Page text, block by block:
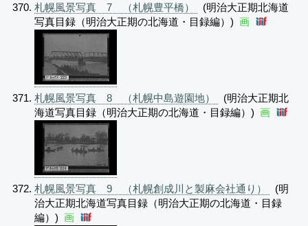
札幌風景写真 7 （札幌豊平橋）
(明治大正期北海道
写真目録（明治大正期の北海道・目録編）) 画
札幌風景写真 8 （札幌中島遊園地）
(明治大正期北
海道写真目録（明治大正期の北海道・目録編）) 画
札幌風景写真 9 （札幌創成川と製麻会社通り）
(明
治大正期北海道写真目録（明治大正期の北海道・目録
編）) 画